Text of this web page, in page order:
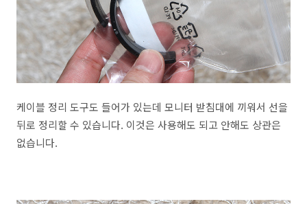
케이블 정리 도구도 들어가 있는데 모니터 받침대에 끼워서 선을
뒤로 정리할 수 있습니다. 이것은 사용해도 되고 안해도 상관은
없습니다.